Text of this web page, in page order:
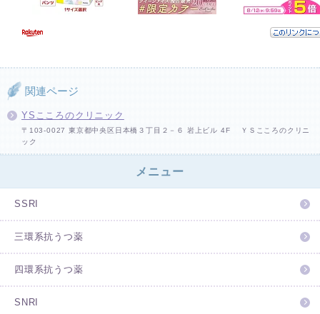
関連ページ
YSこころのクリニック
〒103-0027 東京都中央区日本橋３丁目２－６ 岩上ビル 4F ＹＳこころのクリニ
ック
メニュー
SSRI
三環系抗うつ薬
四環系抗うつ薬
SNRI